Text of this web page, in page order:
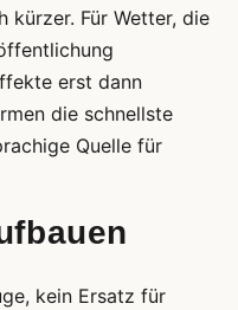
kürzer. Für Wetter, die
erst dann
die schnellste
Quelle für
kein Ersatz für